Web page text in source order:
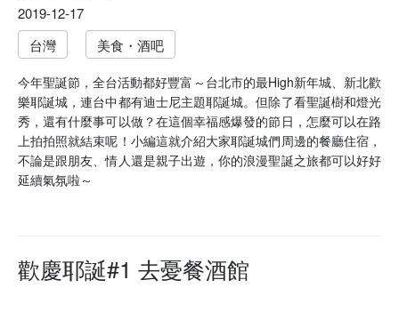
2019-12-17
台灣
美食・酒吧
今年聖誕節，全台活動都好豐富～台北市的最High新年城、新北歡
樂耶誕城，連台中都有迪士尼主題耶誕城。但除了看聖誕樹和燈光
秀，還有什麼事可以做？在這個幸福感爆發的節日，怎麼可以在路
上拍拍照就結束呢！小編這就介紹大家耶誕城們周邊的餐廳住宿，
不論是跟朋友、情人還是親子出遊，你的浪漫聖誕之旅都可以好好
延續氣氛啦～
歡慶耶誕#1 去憂餐酒館